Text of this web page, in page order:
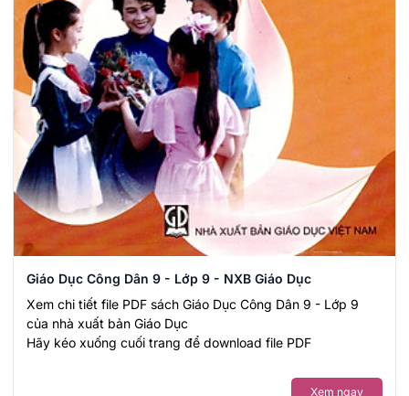
Giáo Dục Công Dân 9 - Lớp 9 - NXB Giáo Dục
Xem chi tiết file PDF sách Giáo Dục Công Dân 9 - Lớp 9
của nhà xuất bản Giáo Dục
Hãy kéo xuống cuối trang để download file PDF
Xem ngay